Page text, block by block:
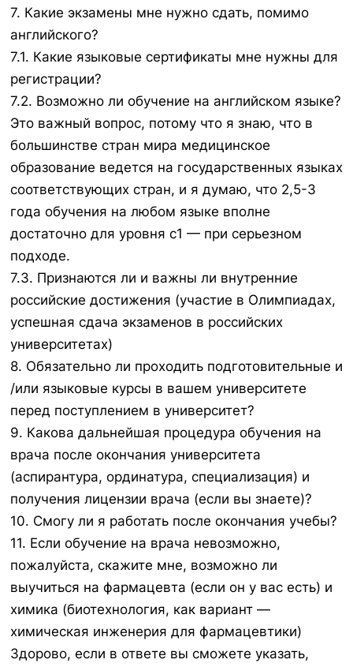
7. Какие экзамены мне нужно сдать, помимо
английского?
7.1. Какие языковые сертификаты мне нужны для
регистрации?
7.2. Возможно ли обучение на английском языке?
Это важный вопрос, потому что я знаю, что в
большинстве стран мира медицинское
образование ведется на государственных языках
соответствующих стран, и я думаю, что 2,5-3
года обучения на любом языке вполне
достаточно для уровня с1 — при серьезном
подходе.
7.3. Признаются ли и важны ли внутренние
российские достижения (участие в Олимпиадах,
успешная сдача экзаменов в российских
университетах)
8. Обязательно ли проходить подготовительные и
/или языковые курсы в вашем университете
перед поступлением в университет?
9. Какова дальнейшая процедура обучения на
врача после окончания университета
(аспирантура, ординатура, специализация) и
получения лицензии врача (если вы знаете)?
10. Смогу ли я работать после окончания учебы?
11. Если обучение на врача невозможно,
пожалуйста, скажите мне, возможно ли
выучиться на фармацевта (если он у вас есть) и
химика (биотехнология, как вариант —
химическая инженерия для фармацевтики)
Здорово, если в ответе вы сможете указать,